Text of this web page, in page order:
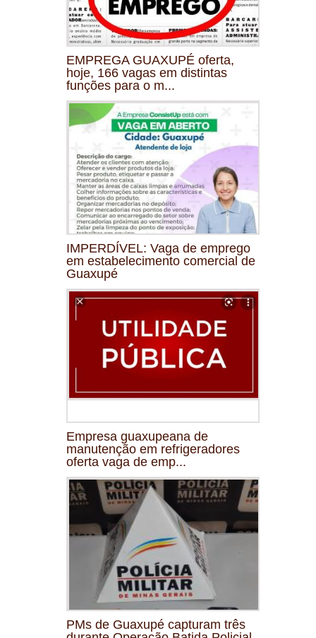
EMPREGA GUAXUPÉ oferta,
hoje, 166 vagas em distintas
funções para o m...
IMPERDÍVEL: Vaga de emprego
em estabelecimento comercial de
Guaxupé
Empresa guaxupeana de
manutenção em refrigeradores
oferta vaga de emp...
PMs de Guaxupé capturam três